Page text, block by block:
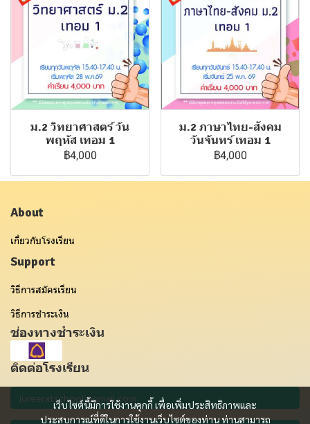
ม.2 วิทยาศาสตร์ วัน
พฤหัส เทอม 1
฿4,000
ม.2 ภาษาไทย-สังคม
วันจันทร์ เทอม 1
฿4,000
เว็บไซต์นี้มีการใช้งานคุกกี้ เพื่อเพิ่มประสิทธิภาพและ
ประสบการณ์ที่ดีในการใช้งานเว็บไซต์ของท่าน ท่านสามารถ
About
เกี่ยวกับโรงเรียน
Support
วิธีการสมัครเรียน
วิธีการชำระเงิน
ช่องทางชำระเงิน
ติดต่อโรงเรียน